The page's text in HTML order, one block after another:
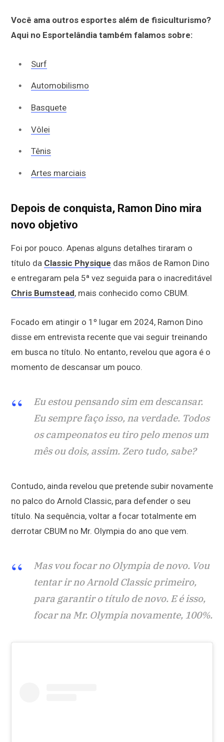
Você ama outros esportes além de fisiculturismo?
Aqui no Esportelândia também falamos sobre:
Surf
Automobilismo
Basquete
Vôlei
Tênis
Artes marciais
Depois de conquista, Ramon Dino mira
novo objetivo
Foi por pouco. Apenas alguns detalhes tiraram o
título da Classic Physique das mãos de Ramon Dino
e entregaram pela 5ª vez seguida para o inacreditável
Chris Bumstead, mais conhecido como CBUM.
Focado em atingir o 1º lugar em 2024, Ramon Dino
disse em entrevista recente que vai seguir treinando
em busca no título. No entanto, revelou que agora é o
momento de descansar um pouco.
Eu estou pensando sim em descansar.
Eu sempre faço isso, na verdade. Todos
os campeonatos eu tiro pelo menos um
mês ou dois, assim. Zero tudo, sabe?
Contudo, ainda revelou que pretende subir novamente
no palco do Arnold Classic, para defender o seu
título. Na sequência, voltar a focar totalmente em
derrotar CBUM no Mr. Olympia do ano que vem.
Mas vou focar no Olympia de novo. Vou
tentar ir no Arnold Classic primeiro,
para garantir o título de novo. E é isso,
focar na Mr. Olympia novamente, 100%.